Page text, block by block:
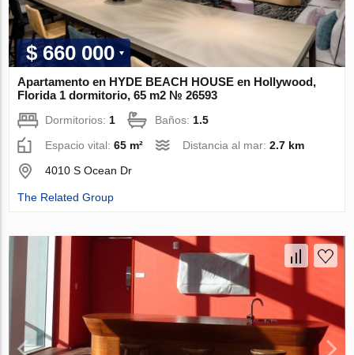
$ 660 000
Apartamento en HYDE BEACH HOUSE en Hollywood,
Florida 1 dormitorio, 65 m2 № 26593
Dormitorios: 1 Baños: 1.5
Espacio vital:65 m² Distancia al mar:2.7 km
4010 S Ocean Dr
The Related Group